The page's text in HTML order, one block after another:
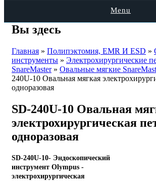
Menu
Вы здесь
Главная » Полипэктомия, EMR И ESD »
инструменты » Электрохирургические
SnareMaster» Овальные мягкие
240U-10 Овальная мягкая
одноразовая
SD-240U-10 Овальная
электрохирургическая
одноразовая
SD-240U-10- Эндоскопический
инструмент Olympus -
электрохирургическая